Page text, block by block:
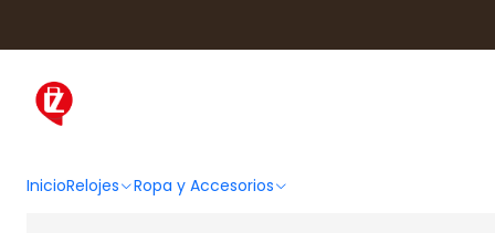
InicioRelojes Ropa y Accesorios